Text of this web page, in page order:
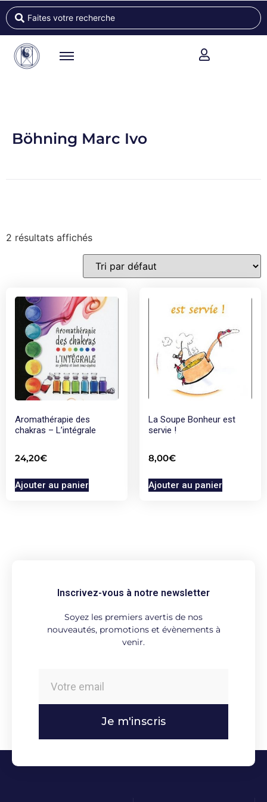
Böhning Marc Ivo
2 résultats affichés
Aromathérapie des
chakras – L’intégrale
24,20€
Ajouter au panier
La Soupe Bonheur est
servie !
8,00€
Ajouter au panier
Inscrivez-vous à notre newsletter
Soyez les premiers avertis de nos
nouveautés, promotions et évènements à
venir.
Je m'inscris